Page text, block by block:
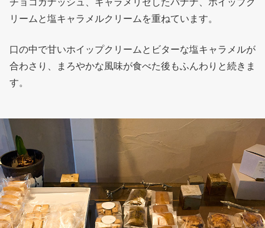
リームと塩キャラメルクリームを重ねています。
口の中で甘いホイップクリームとビターな塩キャラメルが
合わさり、まろやかな風味が食べた後もふんわりと続きま
す。